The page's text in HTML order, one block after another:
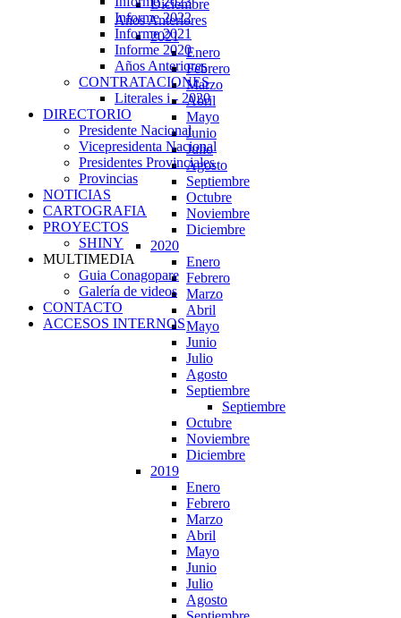
Diciembre
Años Anteriores
2021
Enero
Febrero
Marzo
Abril
Mayo
Junio
Julio
Agosto
Septiembre
Octubre
Noviembre
Diciembre
2020
Enero
Febrero
Marzo
Abril
Mayo
Junio
Julio
Agosto
Septiembre
Septiembre
Octubre
Noviembre
Diciembre
2019
Enero
Febrero
Marzo
Abril
Mayo
Junio
Julio
Agosto
Informe 2022
Informe 2021
Informe 2020
Años Anteriores
CONTRATACIONES
Literales i - 2020
DIRECTORIO
Presidente Nacional
Vicepresidenta Nacional
Presidentes Provinciales
Provincias
NOTICIAS
CARTOGRAFIA
PROYECTOS
SHINY
MULTIMEDIA
Guia Conagopare
Galería de videos
CONTACTO
ACCESOS INTERNOS